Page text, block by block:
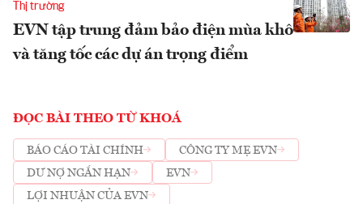
Thị trường
EVN tập trung đảm bảo điện mùa khô
và tăng tốc các dự án trọng điểm
ĐỌC BÀI THEO TỪ KHOÁ
BÁO CÁO TÀI CHÍNH
CÔNG TY MẸ EVN
DƯ NỢ NGẮN HẠN
EVN
LỢI NHUẬN CỦA EVN